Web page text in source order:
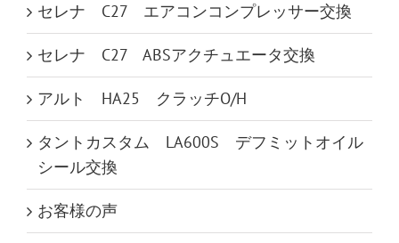
セレナ C27 エアコンコンプレッサー交換
セレナ C27 ABSアクチュエータ交換
アルト HA25 クラッチO/H
タントカスタム LA600S デフミットオイル
シール交換
お客様の声